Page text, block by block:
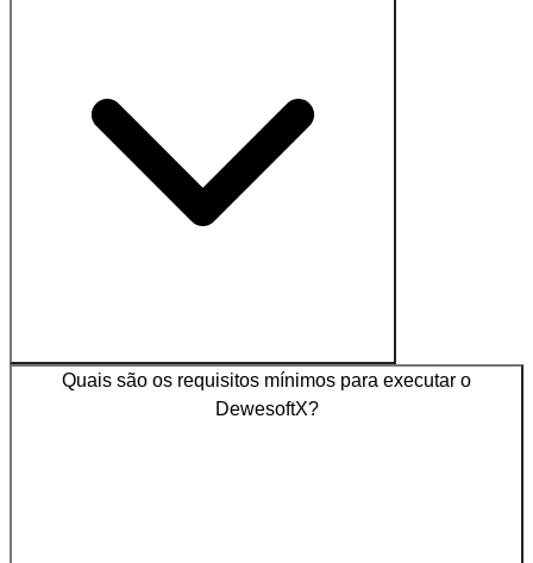
Quais são os requisitos mínimos para executar o
DewesoftX?